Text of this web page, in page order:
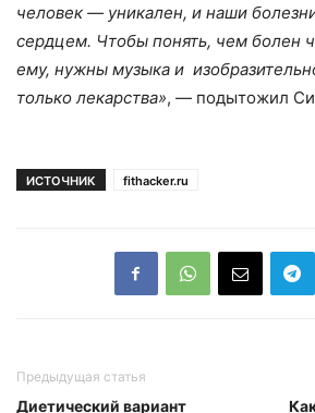
человек — уникален, и наши
сердцем. Чтобы понять, чем болен
ему, нужны музыка и
только лекарства», — подытожил
ИСТОЧНИК fithacker.ru
Предыдущая статья
Диетический вариант